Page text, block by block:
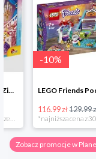
-
116.99 zł129.99 zł*
Zobacz promocje w